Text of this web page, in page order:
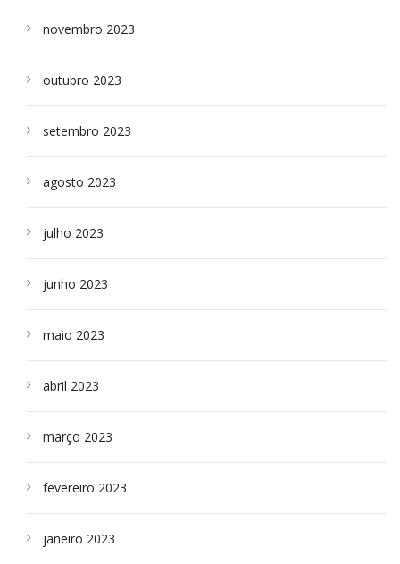
novembro 2023
outubro 2023
setembro 2023
agosto 2023
julho 2023
junho 2023
maio 2023
abril 2023
março 2023
fevereiro 2023
janeiro 2023